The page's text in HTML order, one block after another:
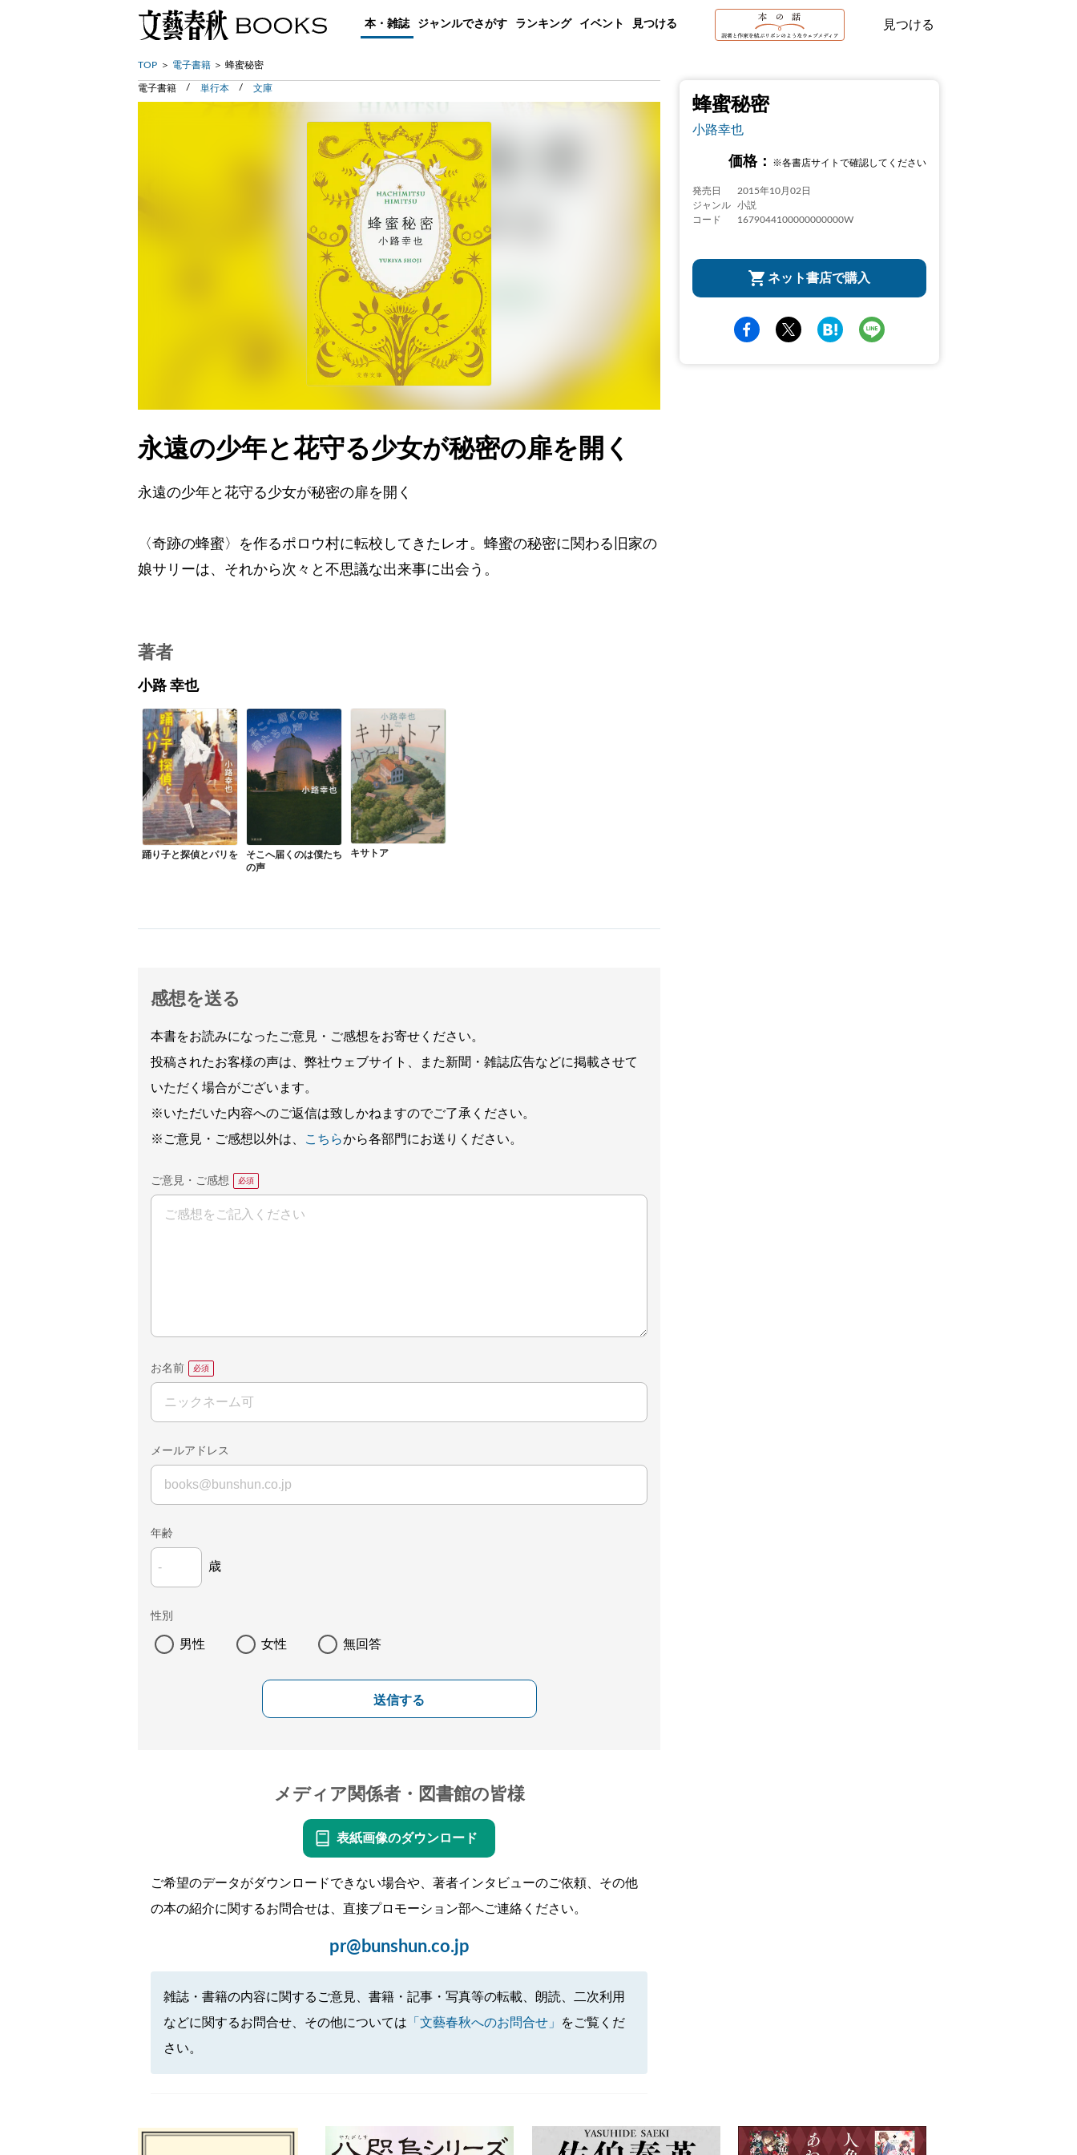
本・雑誌 ジャンルでさがす ランキング イベント 見つける 見つける
TOP 電子書籍 蜂蜜秘密
蜂蜜秘密
小路幸也
価格： ※各書店サイトで確認してください
発売日
2015年10月02日
ジャンル
小説
コード
1679044100000000000W
ネット書店で購入
電子書籍 単行本 文庫
永遠の少年と花守る少女が秘密の扉を開く
永遠の少年と花守る少女が秘密の扉を開く
〈奇跡の蜂蜜〉を作るポロウ村に転校してきたレオ。蜂蜜の秘密に関わる旧家の
娘サリーは、それから次々と不思議な出来事に出会う。
著者
小路 幸也
踊り子と探偵とパリを
そこへ届くのは僕たち
の声
キサトア
感想を送る
本書をお読みになったご意見・ご感想をお寄せください。
投稿されたお客様の声は、弊社ウェブサイト、また新聞・雑誌広告などに掲載させて
いただく場合がございます。
※いただいた内容へのご返信は致しかねますのでご了承ください。
※ご意見・ご感想以外は、
こちらから各部門にお送りください。
ご意見・ご感想
お名前
メールアドレス
年齢
歳
性別
男性 女性 無回答
送信する
メディア関係者・図書館の皆様
表紙画像のダウンロード
ご希望のデータがダウンロードできない場合や、著者インタビューのご依頼、その他
の本の紹介に関するお問合せは、直接プロモーション部へご連絡ください。
pr@bunshun.co.jp
雑誌・書籍の内容に関するご意見、書籍・記事・写真等の転載、朗読、二次利用
などに関するお問合せ、その他については 「文藝春秋へのお問合せ」
をご覧くだ
さい。